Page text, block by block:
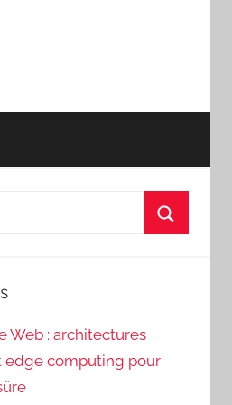
Web : architectures
edge computing pour